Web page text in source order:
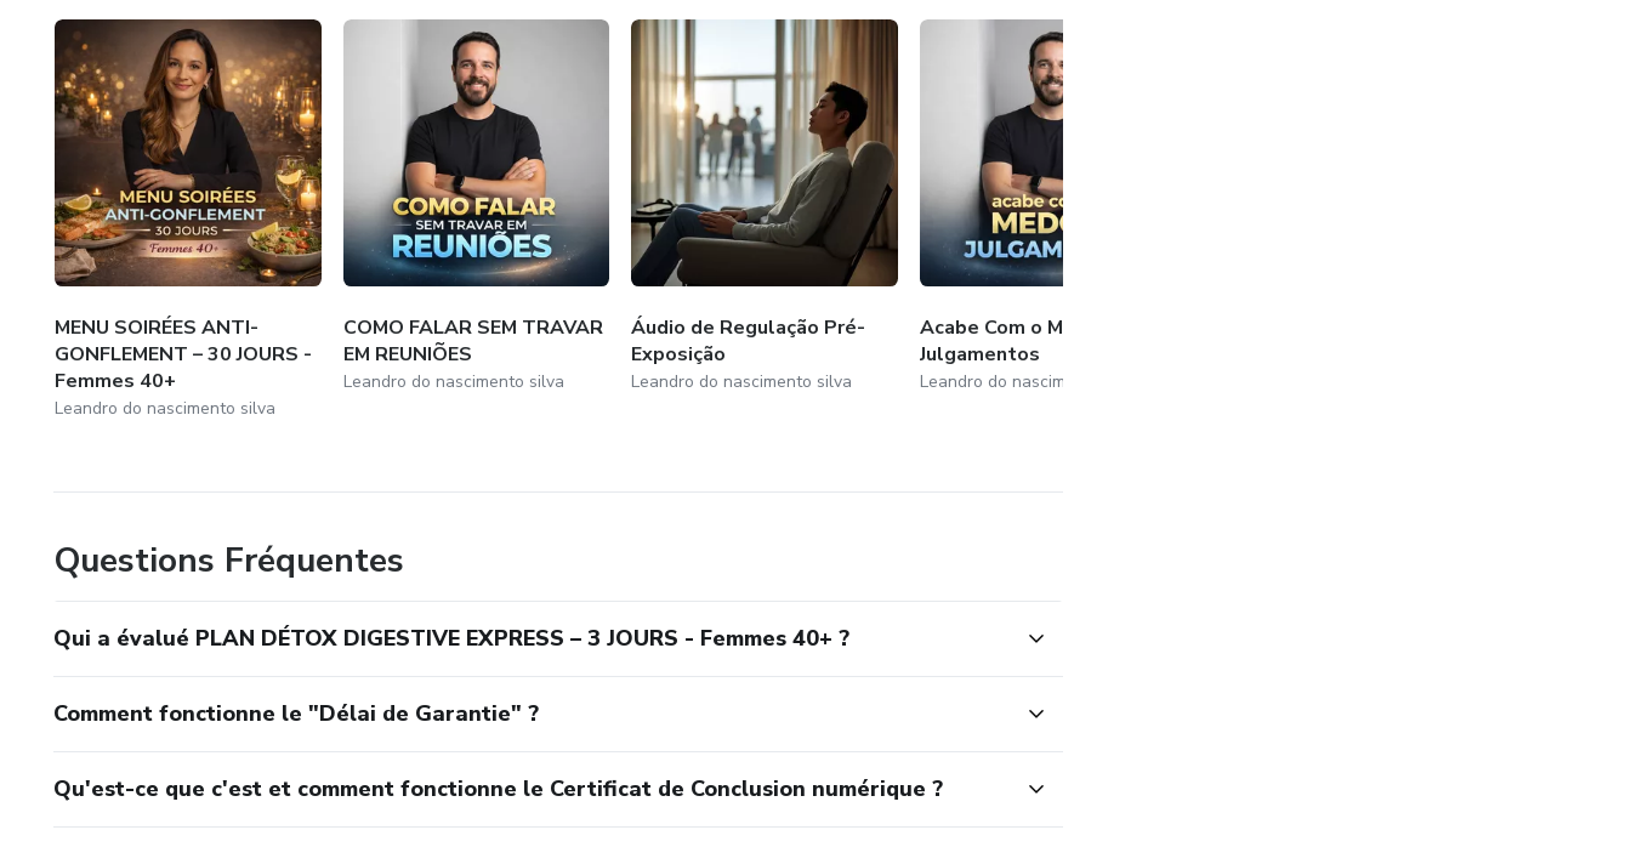
MENU SOIRÉES ANTI-
GONFLEMENT – 30 JOURS -
Femmes 40+
Leandro do nascimento silva
COMO FALAR SEM TRAVAR
EM REUNIÕES
Leandro do nascimento silva
Áudio de Regulação Pré-
Exposição
Leandro do nascimento silva
Acabe Com o Medo de
Julgamentos
Leandro do nascimento silva
Questions Fréquentes
Qui a évalué PLAN DÉTOX DIGESTIVE EXPRESS – 3 JOURS - Femmes 40+ ?
Comment fonctionne le "Délai de Garantie" ?
Qu'est-ce que c'est et comment fonctionne le Certificat de Conclusion numérique ?